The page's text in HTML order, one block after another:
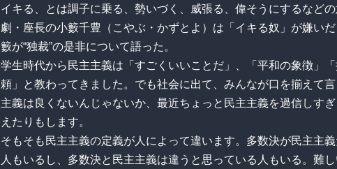
イキる、とは調子に乗る、勢いづく、威張る、偉そうにするなど
劇・座長の小籔千豊（こやぶ・かずとよ）は「イキる奴」が嫌い
籔が“独裁”の是非について語った。
学生時代から民主主義は「すごくいいことだ」、「平和の象徴」
頼」と教わってきました。でも社会に出て、みんなが口を揃えて
主義は良くないんじゃないか、最近ちょっと民主主義を過信しす
えたりもします。
そもそも民主主義の定義が人によって違います。多数決が民主主
人もいるし、多数決と民主主義は違うと思っている人もいる。難